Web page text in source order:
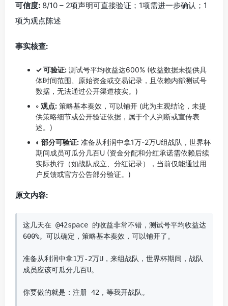
可信度: 8/10 – 2项声明可直接验证；1项需进一步确认；1
项为观点陈述
事实核查:
✓ 可验证: 测试号平均收益达600% (收益数据未提供具
体时间范围、原始资金或交易记录，且依赖内部测试号
数据，无法通过公开渠道核实。)
◦ 观点: 策略基本奏效，可以铺开 (此为主观结论，未提
供策略细节或公开验证依据，属于个人判断或宣传表
述。)
◐ 部分可验证: 准备从利润中拿1万-2万U组战队，世界杯
期间成员可瓜分几百U (资金分配和分红承诺需依赖后续
实际执行（如战队成立、分红记录），当前仅能通过用
户反馈或官方公告部分验证。)
原文内容:
这几天在 @42space 的收益非常不错，测试号平均收益达
600%。可以确定，策略基本奏效，可以铺开了。
准备从利润中拿1万-2万U，来组战队，世界杯期间，战队
成员应该可瓜分几百U。
你要做的就是：注册 42，等我开战队。